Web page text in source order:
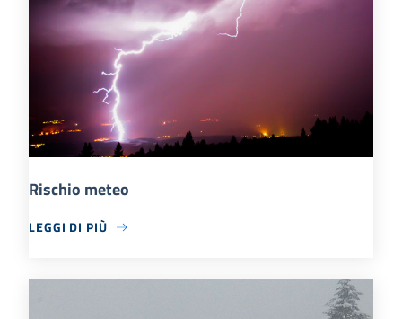
Rischio meteo
LEGGI DI PIÙ